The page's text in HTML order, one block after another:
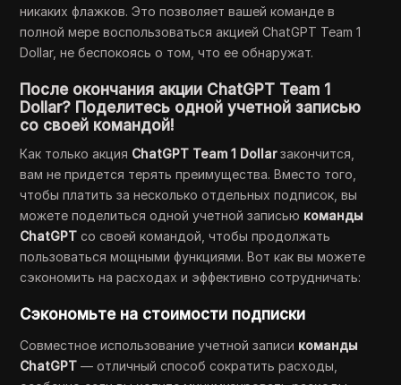
никаких флажков. Это позволяет вашей команде в
полной мере воспользоваться акцией ChatGPT Team 1
Dollar, не беспокоясь о том, что ее обнаружат.
После окончания акции ChatGPT Team 1
Dollar? Поделитесь одной учетной записью
со своей командой!
Как только акция ChatGPT Team 1 Dollarзакончится,
вам не придется терять преимущества. Вместо того,
чтобы платить за несколько отдельных подписок, вы
можете поделиться одной учетной записью команды
ChatGPT со своей командой, чтобы продолжать
пользоваться мощными функциями. Вот как вы можете
сэкономить на расходах и эффективно сотрудничать:
Сэкономьте на стоимости подписки
Совместное использование учетной записи команды
ChatGPT — отличный способ сократить расходы,